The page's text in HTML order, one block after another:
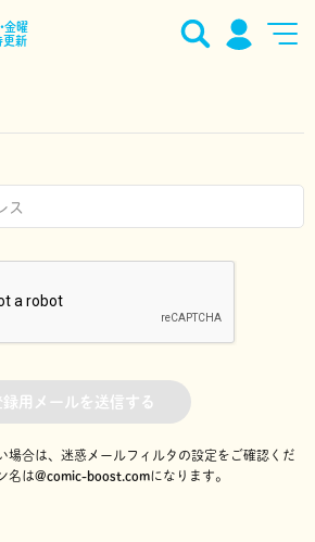
金曜
更新
録用メールを送信する
場合は、迷惑メールフィルタの設定をご確認くだ
名は@comic-boost.comになります。